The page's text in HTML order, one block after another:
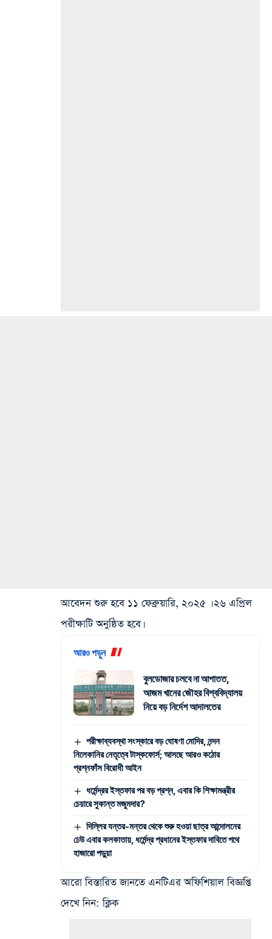
আবেদন শুরু হবে ১১ ফেব্রুয়ারি, ২০২৫ । ২৬ এপ্রিল
পরীক্ষাটি অনুষ্ঠিত হবে।
আরও পড়ুন
বুলডোজার চলবে না আপাতত,
আজম খানের জৌহর বিশ্ববিদ্যালয়
নিয়ে বড় নির্দেশ আদালতের
পরীক্ষাব্যবস্থা সংস্কারে বড় ঘোষণা মোদির, নন্দন
নিলেকানির নেতৃত্বে টাস্কফোর্স; আসছে আরও কঠোর
প্রশ্নফাঁস বিরোধী আইন
ধর্মেন্দ্রর ইস্তফার পর বড় প্রশ্ন, এবার কি শিক্ষামন্ত্রীর
চেয়ারে সুকান্ত মজুমদার?
দিল্লির যন্তর-মন্তর থেকে শুরু হওয়া ছাত্র আন্দোলনের
ঢেউ এবার কলকাতায়, ধর্মেন্দ্র প্রধানের ইস্তফার দাবিতে পথে
হাজারো পড়ুয়া
আরো বিস্তারিত জানতে এনটিএর অফিশিয়াল বিজ্ঞপ্তি
দেখে নিন:ক্লিক